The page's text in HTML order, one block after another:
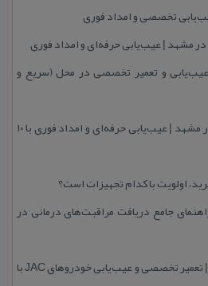
تخصصی و امداد فوری
| عیب‌یابی حرفه‌ای و امداد فوری
و تعمیر تخصصی در محل (سریع و
تعمیرگاه تخصصی كوییك در مشهد | عیب‌یابی حرفه‌ای و امداد فوری با ۱۰
جامع دریافت مراقبت‌های درمانی در
امداد خودرو جك در مشهد | تعمیر تخصصی و عیب‌یابی خودروهای JAC با